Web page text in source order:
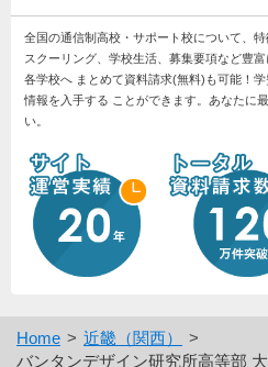
全国の通信制高校・サポート校について、
スクーリング、学校生活、募集要項など豊
各学校へ まとめて資料請求(無料)も可能！
情報を入手する ことができます。あなたに
い。
Home
近畿（関西）
バンタンデザイン研究所高等部